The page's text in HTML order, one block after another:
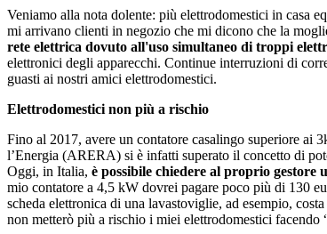
Veniamo alla nota dolente: più elettrodomestici in casa
mi arrivano clienti in negozio che mi dicono che la
rete elettrica dovuto all'uso simultaneo di troppi
elettronici degli apparecchi. Continue interruzioni di
guasti ai nostri amici elettrodomestici.
Elettrodomestici non più a rischio
Fino al 2017, avere un contatore casalingo superiore ai
l’Energia (ARERA) si è infatti superato il concetto di
Oggi, in Italia, è possibile chiedere al proprio gestore
mio contatore a 4,5 kW dovrei pagare poco più di 130
scheda elettronica di una lavastoviglie, ad esempio,
non metterò più a rischio i miei elettrodomestici facendo